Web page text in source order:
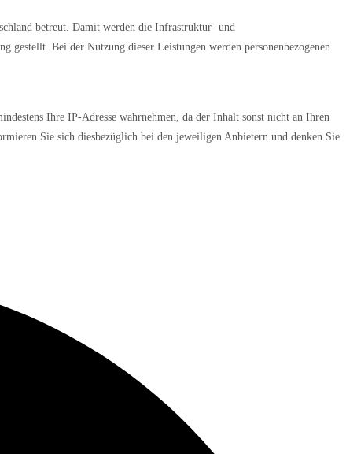
betreut. Damit werden die Infrastruktur- und
gestellt. Bei der Nutzung dieser Leistungen werden personenbezogenen
Ihre IP-Adresse wahrnehmen, da der Inhalt sonst nicht an Ihren
Sie sich diesbezüglich bei den jeweiligen Anbietern und denken Sie